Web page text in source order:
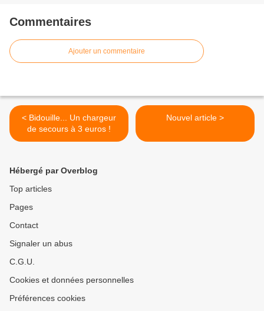
Commentaires
Ajouter un commentaire
< Bidouille... Un chargeur
de secours à 3 euros !
Nouvel article >
Hébergé par Overblog
Top articles
Pages
Contact
Signaler un abus
C.G.U.
Cookies et données personnelles
Préférences cookies